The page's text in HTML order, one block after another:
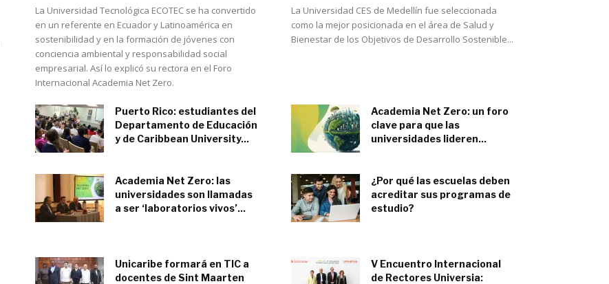
La Universidad Tecnológica ECOTEC se ha convertido
en un referente en Ecuador y Latinoamérica en
sostenibilidad y en la formación de jóvenes con
conciencia ambiental y responsabilidad social
empresarial. Así lo explicó su rectora en el Foro
Internacional Academia Net Zero.
La Universidad CES de Medellín fue seleccionada
como la mejor posicionada en el área de Salud y
Bienestar de los Objetivos de Desarrollo Sostenible...
Puerto Rico: estudiantes del
Departamento de Educación
y de Caribbean University...
Academia Net Zero: un foro
clave para que las
universidades lideren...
Academia Net Zero: las
universidades son llamadas
a ser ‘laboratorios vivos’...
¿Por qué las escuelas deben
acreditar sus programas de
estudio?
Unicaribe formará en TIC a
docentes de Sint Maarten
V Encuentro Internacional
de Rectores Universia: